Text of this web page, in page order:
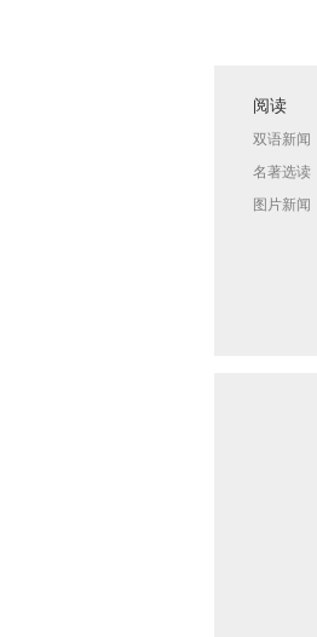
阅读
双语新闻
名著选读
图片新闻